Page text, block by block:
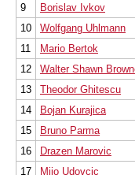
9
Borislav Ivkov
10
Wolfgang Uhlmann
11
Mario Bertok
12
Walter Shawn
13
Theodor Ghitescu
14
Bojan Kurajica
15
Bruno Parma
16
Drazen Marovic
17
Mijo Udovcic